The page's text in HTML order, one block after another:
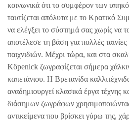
κοινωνικά ότι το συμφέρον των
ταυτίζεται απόλυτα με το Κρατικό
να ελέγξει το σύστημά σας χωρίς να
αποτέλεσε τη βάση για πολλές ταινίες
παιχνιδιών. Μέχρι τώρα, και στα
Köpenick ζωγραφίζεται σήμερα
καπετάνιου. Η Βρετανίδα
αναδημιουργεί κλασικά έργα τέχνης
διάσημων ζωγράφων
αντικείμενα που βρίσκει γύρω της,